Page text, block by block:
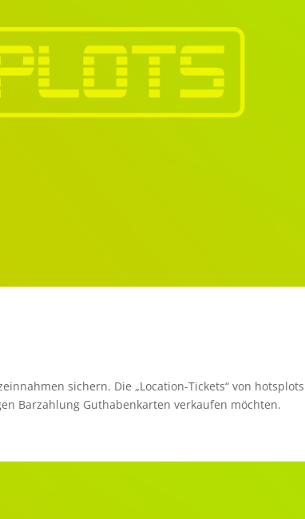
sichern. Die „Location-Tickets“ von
Barzahlung Guthabenkarten verkaufen möchten.